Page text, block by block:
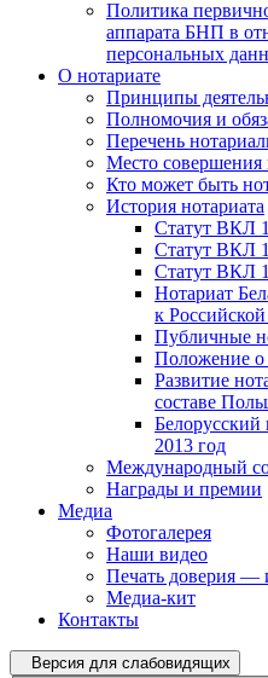
Политика
аппарата БНП в
персональных
О нотариате
Принципы
Полномочия и
Перечень
Место совершения
Кто может быть
История нотариата
Статут ВКЛ
Статут ВКЛ
Статут ВКЛ
Нотариат
к
Публичные
Положение о
Развитие
составе
Белорусский
2013 год
Международный
Награды и премии
Медиа
Фотогалерея
Наши видео
Печать доверия —
Медиа-кит
Контакты
Версия для слабовидящих